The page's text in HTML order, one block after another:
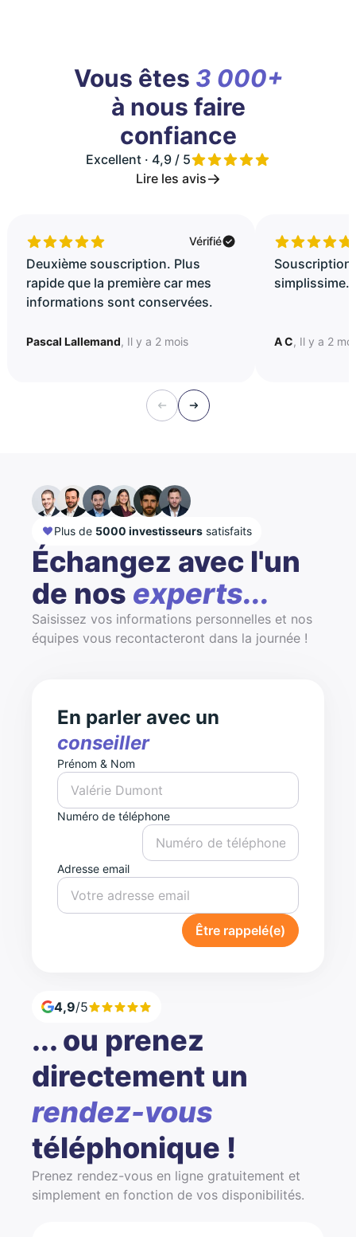
Vous êtes 3 000+
à nous faire
confiance
Excellent · 4,9 / 5
Lire les avis
Vérifié
Deuxième souscription. Plus
rapide que la première car mes
informations sont conservées.
Pascal Lallemand, Il y a 2 mois
Souscription
A C, Il y a 2
Plus de 5000 investisseurs satisfaits
Échangez avec l'un
de nos experts...
Saisissez vos informations personnelles et nos
équipes vous recontacteront dans la journée !
En parler avec un
conseiller
Prénom & Nom
Numéro de téléphone
Adresse email
Être rappelé(e)
4,9/5
... ou prenez
directement un
rendez-vous
téléphonique !
Prenez rendez-vous en ligne gratuitement et
simplement en fonction de vos disponibilités.